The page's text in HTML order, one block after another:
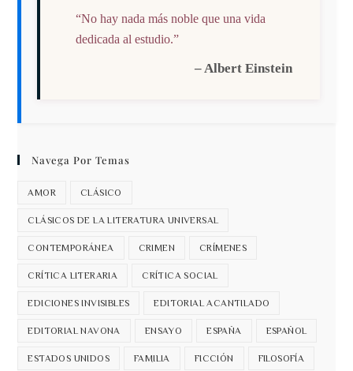
“No hay nada más noble que una vida
dedicada al estudio.”
– Albert Einstein
Navega Por Temas
AMOR CLÁSICO
CLÁSICOS DE LA LITERATURA UNIVERSAL
CONTEMPORÁNEA CRIMEN CRÍMENES
CRÍTICA LITERARIA CRÍTICA SOCIAL
EDICIONES INVISIBLES EDITORIAL ACANTILADO
EDITORIAL NAVONA ENSAYO ESPAÑA ESPAÑOL
ESTADOS UNIDOS FAMILIA FICCIÓN FILOSOFÍA